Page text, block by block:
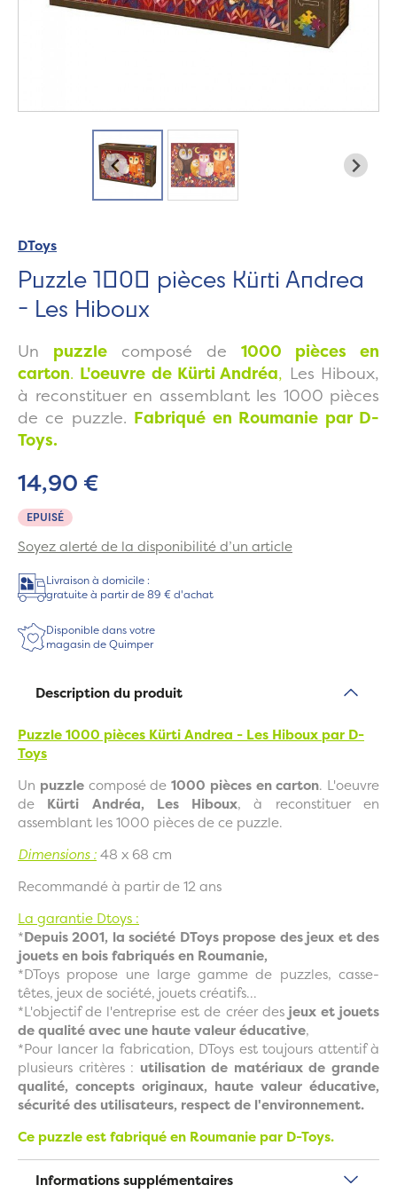
DToys
Puzzle 1000 pièces Kürti Andrea
- Les Hiboux
Un puzzle composé de 1000 pièces en
carton. L'oeuvre de Kürti Andréa, Les Hiboux,
à reconstituer en assemblant les 1000 pièces
de ce puzzle. Fabriqué en Roumanie par D-
Toys.
EPUISÉ
14,90 €
Soyez alerté de la disponibilité d’un article
Livraison à domicile :
gratuite à partir de 89 € d'achat
Disponible dans votre
magasin de Quimper
Description du produit
Puzzle 1000 pièces Kürti Andrea - Les Hiboux par D-
Toys
Un puzzlecomposé de 1000 pièces en carton. L'oeuvre
de Kürti Andréa, Les Hiboux, à reconstituer en
assemblant les 1000 pièces de ce puzzle.
Dimensions :48 x 68 cm
Recommandé à partir de 12 ans
La garantie Dtoys :
*Depuis 2001, la société DToys propose des jeux et des
jouets en bois fabriqués en Roumanie,
*DToys propose une large gamme de puzzles, casse-
têtes, jeux de société, jouets créatifs...
*L'objectif de l'entreprise est de créer desjeux et jouets
de qualité avec une haute valeur éducative,
*Pour lancer la fabrication, DToys est toujours attentif à
plusieurs critères : utilisation de matériaux de grande
qualité, concepts originaux, haute valeur éducative,
sécurité des utilisateurs, respect de l'environnement.
Ce puzzle est fabriqué en Roumanie par D-Toys.
Informations supplémentaires